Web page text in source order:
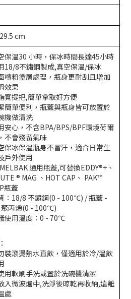
cm
保溫30 小時，保冰時間長達45小時
18/8不鏽鋼製成,真空保溫/保冰
噴粉塗層處理，瓶身更耐刮且增加
效果
寬提把,簡單拿取好方便
簡單便利，瓶蓋與瓶身皆可放置於
機做清洗
安心，不含BPA/BPS/BPF環境荷爾
不會殘留氣味
保冰保溫瓶身不冒汗，適合日常生
戶外使用
通用瓶蓋,可替換EDDY®+、
® MAG 、HOT CAP、 PAK™
瓶蓋
：18/8 不鏽鋼(0 - 100℃) / 瓶蓋 -
聚丙烯(0 - 100℃)
使用溫度：0 - 70℃
裝滾燙熱水直飲，僅適用於冷/溫飲
用軟刷手洗或置於洗碗機清潔
入微波爐中,洗淨後晾乾再收納,遠離
處